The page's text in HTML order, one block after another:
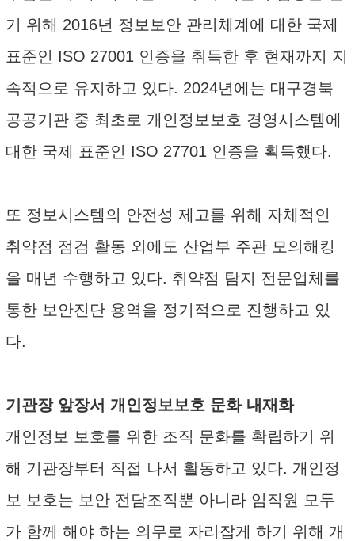
기 위해 2016년 정보보안 관리체계에 대한 국제
표준인 ISO 27001 인증을 취득한 후 현재까지 지
속적으로 유지하고 있다. 2024년에는 대구경북
공공기관 중 최초로 개인정보보호 경영시스템에
대한 국제 표준인 ISO 27701 인증을 획득했다.
또 정보시스템의 안전성 제고를 위해 자체적인
취약점 점검 활동 외에도 산업부 주관 모의해킹
을 매년 수행하고 있다. 취약점 탐지 전문업체를
통한 보안진단 용역을 정기적으로 진행하고 있
다.
기관장 앞장서 개인정보보호 문화 내재화
개인정보 보호를 위한 조직 문화를 확립하기 위
해 기관장부터 직접 나서 활동하고 있다. 개인정
보 보호는 보안 전담조직뿐 아니라 임직원 모두
가 함께 해야 하는 의무로 자리잡게 하기 위해 개